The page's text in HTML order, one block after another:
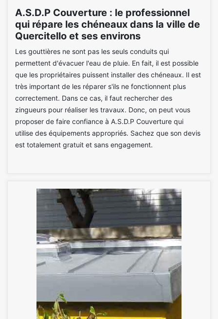
A.S.D.P Couverture : le professionnel
qui répare les chéneaux dans la ville de
Quercitello et ses environs
Les gouttières ne sont pas les seuls conduits qui
permettent d'évacuer l'eau de pluie. En fait, il est possible
que les propriétaires puissent installer des chéneaux. Il est
très important de les réparer s'ils ne fonctionnent plus
correctement. Dans ce cas, il faut rechercher des
zingueurs pour réaliser les travaux. Donc, on peut vous
proposer de faire confiance à A.S.D.P Couverture qui
utilise des équipements appropriés. Sachez que son devis
est totalement gratuit et sans engagement.